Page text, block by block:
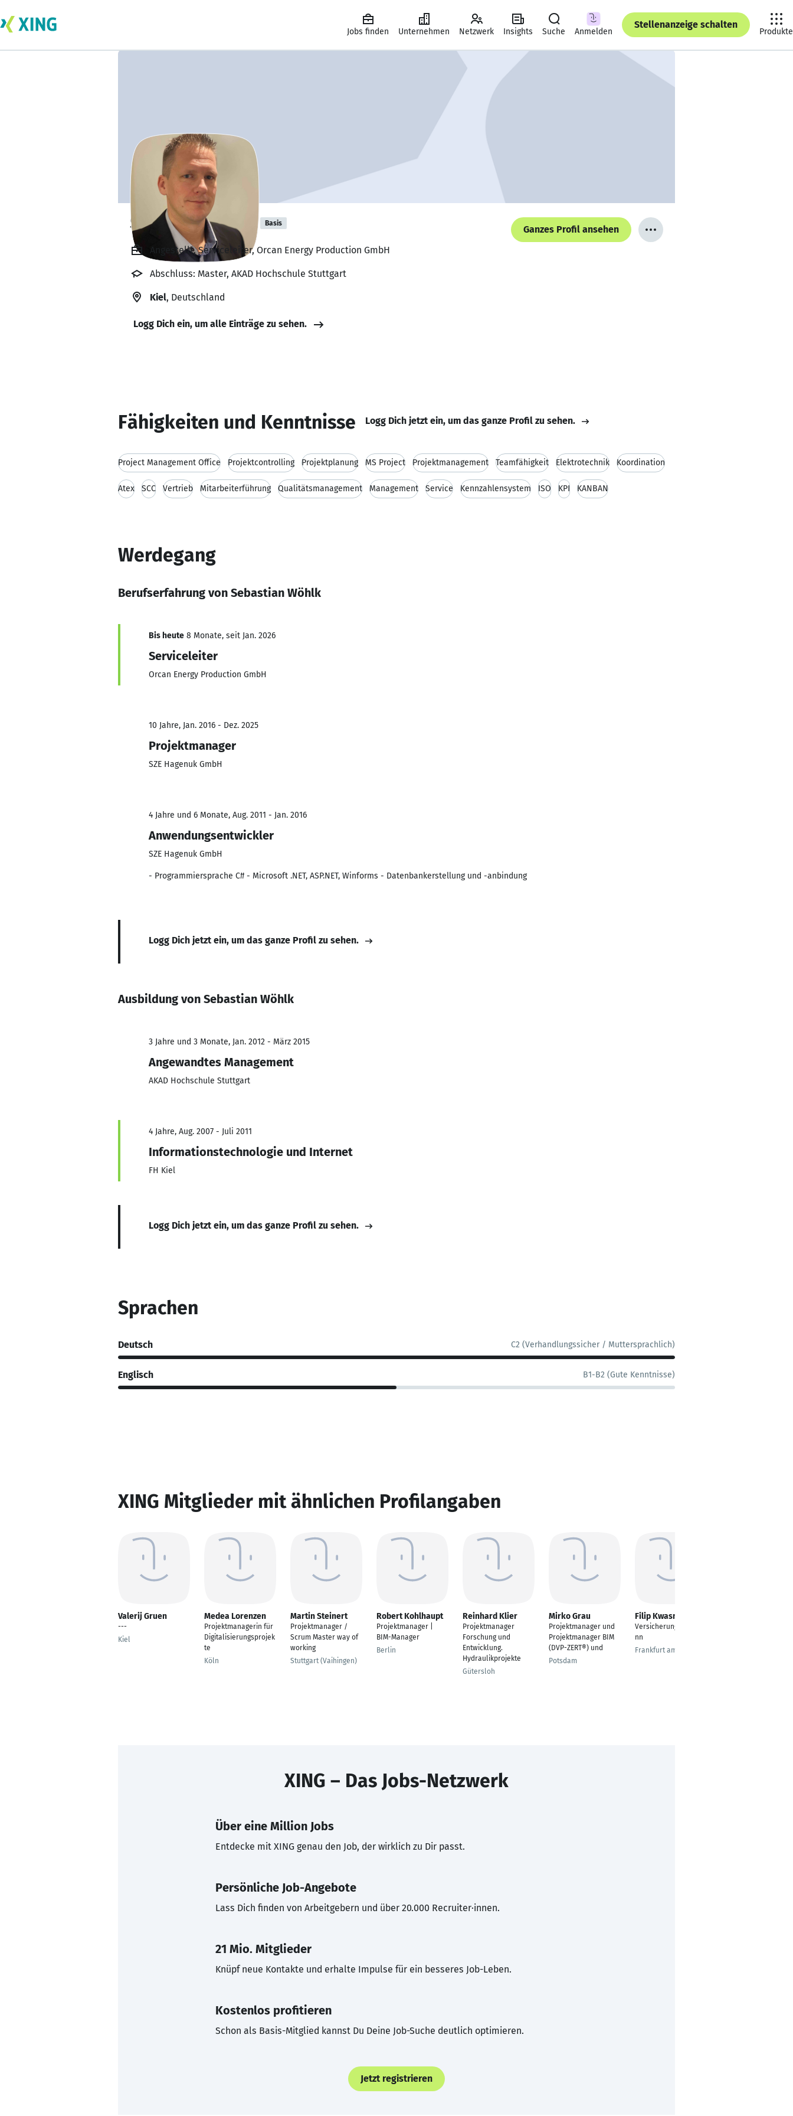
Jobs finden Unternehmen Netzwerk Insights Suche Anmelden
Stellenanzeige schalten
Produkte
Sebastian Wöhlk Basis
Ganzes Profil ansehen
Angestellt, Serviceleiter, Orcan Energy Production GmbH
Abschluss: Master, AKAD Hochschule Stuttgart
Kiel, Deutschland
Logg Dich ein, um alle Einträge zu sehen.
Fähigkeiten und Kenntnisse Logg Dich jetzt ein, um das ganze Profil zu sehen.
Project Management Office Projektcontrolling Projektplanung MS Project Projektmanagement Teamfähigkeit Elektrotechnik Koordination
Atex SCC Vertrieb Mitarbeiterführung Qualitätsmanagement Management Service Kennzahlensystem ISO KPI KANBAN
Werdegang
Berufserfahrung von Sebastian Wöhlk
Bis heute 8 Monate, seit Jan. 2026
Serviceleiter
Orcan Energy Production GmbH
10 Jahre, Jan. 2016 - Dez. 2025
Projektmanager
SZE Hagenuk GmbH
4 Jahre und 6 Monate, Aug. 2011 - Jan. 2016
Anwendungsentwickler
SZE Hagenuk GmbH
- Programmiersprache C# - Microsoft .NET, ASP.NET, Winforms - Datenbankerstellung und -anbindung
Logg Dich jetzt ein, um das ganze Profil zu sehen.
Ausbildung von Sebastian Wöhlk
3 Jahre und 3 Monate, Jan. 2012 - März 2015
Angewandtes Management
AKAD Hochschule Stuttgart
4 Jahre, Aug. 2007 - Juli 2011
Informationstechnologie und Internet
FH Kiel
Logg Dich jetzt ein, um das ganze Profil zu sehen.
Sprachen
Deutsch C2 (Verhandlungssicher / Muttersprachlich)
Englisch B1-B2 (Gute Kenntnisse)
XING Mitglieder mit ähnlichen Profilangaben
Valerij Gruen
---
Kiel
Medea Lorenzen
Projektmanagerin für
Digitalisierungsprojek
te
Köln
Martin Steinert
Projektmanager /
Scrum Master way of
working
Stuttgart (Vaihingen)
Robert Kohlhaupt
Projektmanager |
BIM-Manager
Berlin
Reinhard Klier
Projektmanager
Forschung und
Entwicklung.
Hydraulikprojekte
Gütersloh
Mirko Grau
Projektmanager und
Projektmanager BIM
(DVP-ZERT®) und
Potsdam
Filip Kwasny
Versicherungskaufma
nn
Frankfurt am Main
XING – Das Jobs-Netzwerk
Über eine Million Jobs
Entdecke mit XING genau den Job, der wirklich zu Dir passt.
Persönliche Job-Angebote
Lass Dich finden von Arbeitgebern und über 20.000 Recruiter·innen.
21 Mio. Mitglieder
Knüpf neue Kontakte und erhalte Impulse für ein besseres Job-Leben.
Kostenlos profitieren
Schon als Basis-Mitglied kannst Du Deine Job-Suche deutlich optimieren.
Jetzt registrieren